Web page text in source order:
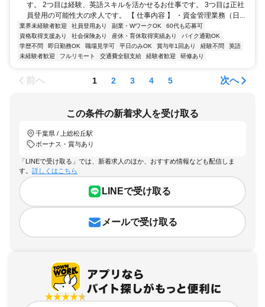
す。 2つ目は経験、英語スキルを活かせるお仕事です。 3つ目は正社
員登用の可能性大の求人です。 【 仕事内容 】 ・資金管理業務（日...
業界未経験者歓迎 社員登用あり 副業・WワークOK
60代も応募可
資格取得支援あり
社会保険あり 産休・育休取得実績あり
バイク通勤OK
学歴不問
即日勤務OK 職場見学可 平日のみOK 賞与年1回あり 経験不問
英語
未経験者歓迎
フルリモート 交通費全額支給 経験者歓迎 研修あり
前へ 1 2 3 4 5 次へ
この条件の新着求人を受け取る
千葉県 / 上総松丘駅
ボーナス・賞与あり
「LINEで受け取る」では、新着求人のほか、おすすめ情報なども配信しま
す。 詳しくはこちら
LINEで受け取る
メールで受け取る